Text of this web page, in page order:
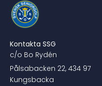
Kontakta SSG
c/o Bo Rydén
Pålsabacken 22, 434 97
Kungsbacka